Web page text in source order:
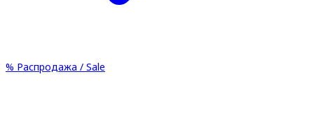
% Распродажа / Sale